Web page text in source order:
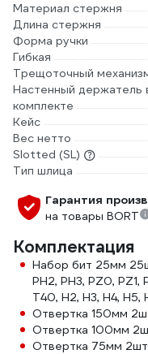
Материал стержня
Длина стержня
Форма ручки
Гибкая
Трещоточный
Настенный держатель
комплекте
Кейс
Вес нетто
Slotted (SL)
Тип шлица
Гарантия
на товары BORT
Комплектация
Набор бит 25мм
PH2, PH3, PZ0,
T40, H2, H3, H4, H5,
Отвертка 150мм
Отвертка 100мм
Отвертка 75мм 2шт